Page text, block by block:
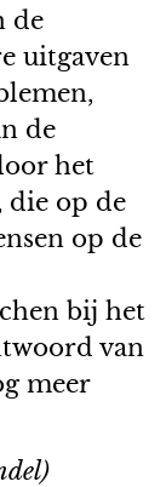
de
uitgaven
de
het
op de
op de
bij het
van
meer